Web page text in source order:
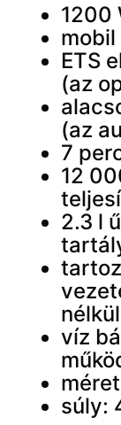
1200
ETS
(az
(az
7
12
2.3 l
víz
súly: